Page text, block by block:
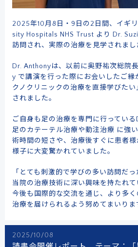
メール事前相談・お問
[初診予約受付時間]
※土・日・祝日除く／当院は自費
リクルート 奥野祐次先生
コラム
メル
会
2025年10月8日・9日の2日間、イギ
sity Hospitals NHS Trust より Dr.
訪問され、実際の治療を見学されまし
Dr. Anthonyは、以前に奥野祐次総院
y で講演を行った際にお会いしたご縁
クノクリニックの治療を直接学びたい
されました。
ご自身も足の治療を専門に行ってい
足のカテーテル治療や動注治療 に強
術時間の短さや、治療後すぐに患者
様子に大変驚かれていました。
「とても刺激的で学びの多い訪問だっ
当院の治療技術に深い興味を持たれて
今後も国際的な交流を通じ、より多
治療を届けられるよう努めてまいりま
2025/10/08